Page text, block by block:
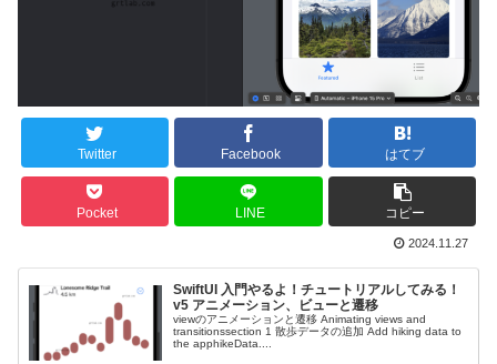
Twitter Facebook はてブ
Pocket LINE コピー
2024.11.27
SwiftUI 入門やるよ！チュートリアルしてみる！
v5 アニメーション、ビューと遷移
viewのアニメーションと遷移 Animating views and
transitionssection 1 散歩データの追加 Add hiking data to
the apphikeData....